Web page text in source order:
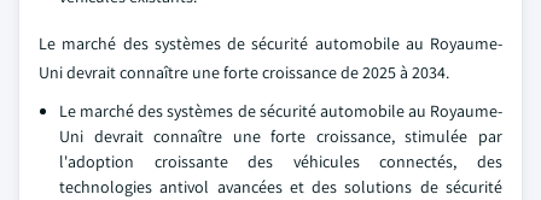
Le marché des systèmes de sécurité automobile au Royaume-
Uni devrait connaître une forte croissance de 2025 à 2034.
Le marché des systèmes de sécurité automobile au Royaume-
Uni devrait connaître une forte croissance, stimulée par
l'adoption croissante des véhicules connectés, des
technologies antivol avancées et des solutions de sécurité